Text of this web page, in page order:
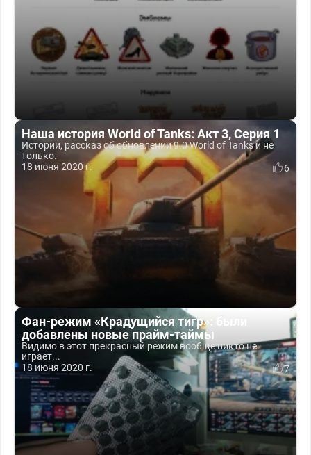
Наша история World of Tanks: Акт 3, Серия 1
Истории, рассказ об обновлении 9.0 World of Tanks и не
только.
18 июня 2020 г.
6
Фан-режим «Крадущийся тигр»: были
добавлены новые прайм-таймы
Видимо в этот прекрасный режим вообще никто не
играет...
18 июня 2020 г.
7